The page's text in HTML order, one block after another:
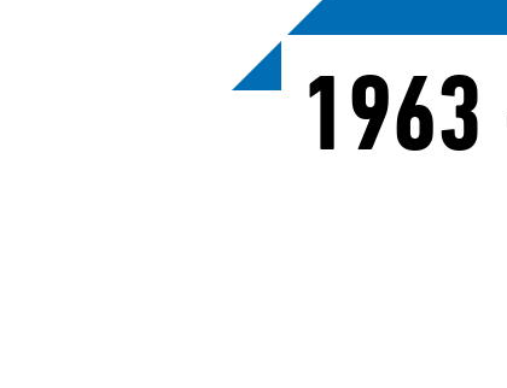
1963